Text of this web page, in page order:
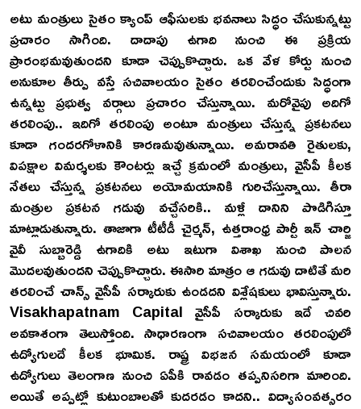
అటు మంత్రులు సైతం క్యాంప్ ఆఫీసులకు భవనాలు సిద్ధం చేసుకున్నట్టు
ప్రచారం సాగింది. దాదాపు ఉగాది నుంచి ఈ ప్రక్రియ
ప్రారంభమవుతుందని కూడా చెప్పుకొచ్చారు. ఒక వేళ కోర్టు నుంచి
అనుకూల తీర్పు వస్తే సచివాలయం సైతం తరలించేందుకు సిద్ధంగా
ఉన్నట్టు ప్రభుత్వ వర్గాలు ప్రచారం చేస్తున్నాయి. మరోవైపు అదిగో
తరలింపు.. ఇదిగో తరలింపు అంటూ మంత్రులు చేస్తున్న ప్రకటనలు
కూడా గందరగోళానికి కారణమవుతున్నాయి. అమరావతి రైతులకు,
విపక్షాల విమర్శలకు కౌంటర్లు ఇచ్చే క్రమంలో మంత్రులు, వైసీపీ కీలక
నేతలు చేస్తున్న ప్రకటనలు అయోమయానికి గురిచేస్తున్నాయి. తీరా
మంత్రుల ప్రకటన గడువు వచ్చేసరికి.. మళ్లీ దానిని పొడిగిస్తూ
మాట్లాడుతున్నారు. తాజాగా టీటీడీ చైర్మన్, ఉత్తరాంధ్ర పార్టీ ఇన్ చార్జి
వైవీ సుబ్బారెడ్డి ఉగాదికి అటు ఇటుగా విశాఖ నుంచి పాలన
మొదలవుతుందని చెప్పుకొచ్చారు. ఈసారి మాత్రం ఆ గడువు దాటితే మరి
తరలించే చాన్స్ వైసీపీ సర్కారుకు ఉండదని విశ్లేషకులు భావిస్తున్నారు.
Visakhapatnam Capital వైసీపీ సర్కారుకు ఇదే చివరి
అవకాశంగా తెలుస్తోంది. సాధారణంగా సచివాలయం తరలింపులో
ఉద్యోగులదే కీలక భూమిక. రాష్ట్ర విభజన సమయంలో కూడా
ఉద్యోగులు తెలంగాణ నుంచి ఏపీకి రావడం తప్పనిసరిగా మారింది.
అయితే అప్పట్లో కుటుంబాలతో కుదరడం కాదని.. విద్యాసంవత్సరం